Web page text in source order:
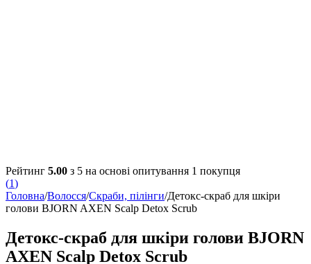
Рейтинг 5.00 з 5 на основі опитування 1 покупця
(1)
Головна/Волосся/Скраби, пілінги/Детокс-скраб для шкіри
голови BJORN AXEN Scalp Detox Scrub
Детокс-скраб для шкіри голови BJORN
AXEN Scalp Detox Scrub